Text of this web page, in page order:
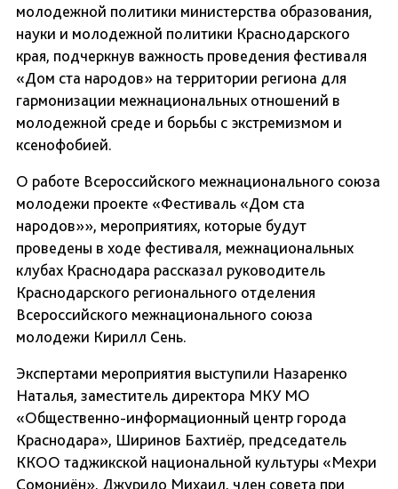
молодежной политики министерства образования,
науки и молодежной политики Краснодарского
края, подчеркнув важность проведения фестиваля
«Дом ста народов» на территории региона для
гармонизации межнациональных отношений в
молодежной среде и борьбы с экстремизмом и
ксенофобией.
О работе Всероссийского межнационального союза
молодежи проекте «Фестиваль «Дом ста
народов»», мероприятиях, которые будут
проведены в ходе фестиваля, межнациональных
клубах Краснодара рассказал руководитель
Краснодарского регионального отделения
Всероссийского межнационального союза
молодежи Кирилл Сень.
Экспертами мероприятия выступили Назаренко
Наталья, заместитель директора МКУ МО
«Общественно-информационный центр города
Краснодара», Ширинов Бахтиёр, председатель
ККОО таджикской национальной культуры «Мехри
Сомониён», Джурило Михаил, член совета при